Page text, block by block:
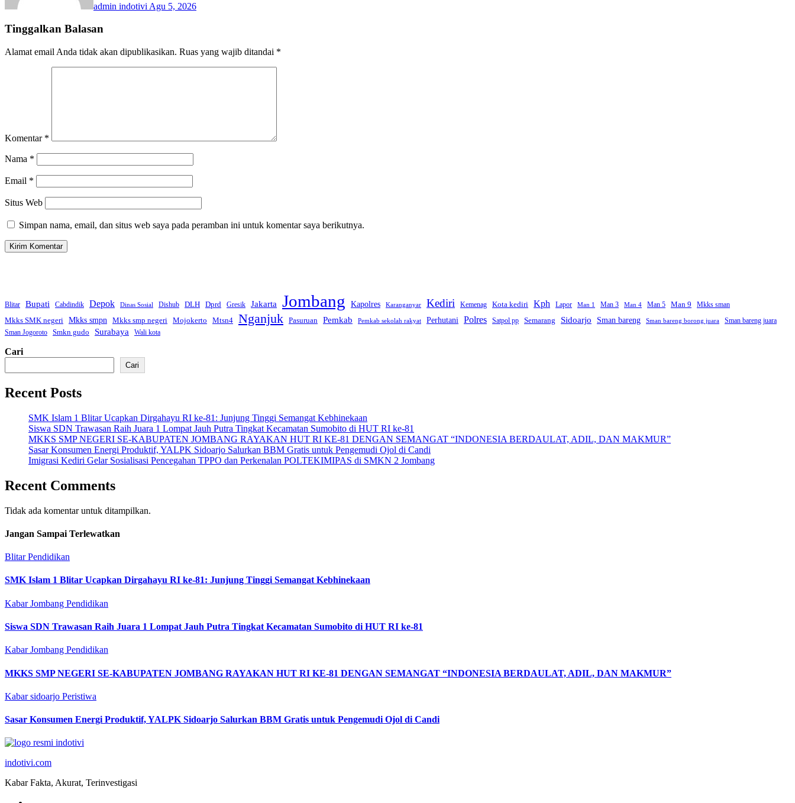
admin indotivi Agu 5, 2026
Tinggalkan Balasan
Alamat email Anda tidak akan dipublikasikan. Ruas yang wajib ditandai *
Komentar *
Nama *
Email *
Situs Web
Simpan nama, email, dan situs web saya pada peramban ini untuk komentar saya berikutnya.
Blitar Bupati Cabdindik Depok Dinas Sosial Dishub DLH Dprd Gresik Jakarta Jombang Kapolres Karanganyar Kediri Kemenag Kota kediri Kph Lapor Man 1 Man 3 Man 4 Man 5 Man 9 Mkks sman
Mkks SMK negeri Mkks smpn Mkks smp negeri Mojokerto Mtsn4 Nganjuk Pasuruan Pemkab Pemkab sekolah rakyat Perhutani Polres Satpol pp Semarang Sidoarjo Sman bareng Sman bareng borong juara
Sman bareng juara
Sman Jogoroto
Smkn gudo Surabaya Wali kota
Cari
Cari
Recent Posts
SMK Islam 1 Blitar Ucapkan Dirgahayu RI ke-81: Junjung Tinggi Semangat Kebhinekaan
Siswa SDN Trawasan Raih Juara 1 Lompat Jauh Putra Tingkat Kecamatan Sumobito di HUT RI ke-81
MKKS SMP NEGERI SE-KABUPATEN JOMBANG RAYAKAN HUT RI KE-81 DENGAN SEMANGAT “INDONESIA BERDAULAT, ADIL, DAN MAKMUR”
Sasar Konsumen Energi Produktif, YALPK Sidoarjo Salurkan BBM Gratis untuk Pengemudi Ojol di Candi
Imigrasi Kediri Gelar Sosialisasi Pencegahan TPPO dan Perkenalan POLTEKIMIPAS di SMKN 2 Jombang
Recent Comments
Tidak ada komentar untuk ditampilkan.
Jangan Sampai Terlewatkan
BlitarPendidikan
SMK Islam 1 Blitar Ucapkan Dirgahayu RI ke-81: Junjung Tinggi Semangat Kebhinekaan
Kabar Jombang Pendidikan
Siswa SDN Trawasan Raih Juara 1 Lompat Jauh Putra Tingkat Kecamatan Sumobito di HUT RI ke-81
Kabar Jombang Pendidikan
MKKS SMP NEGERI SE-KABUPATEN JOMBANG RAYAKAN HUT RI KE-81 DENGAN SEMANGAT “INDONESIA BERDAULAT, ADIL, DAN MAKMUR”
Kabar sidoarjo Peristiwa
Sasar Konsumen Energi Produktif, YALPK Sidoarjo Salurkan BBM Gratis untuk Pengemudi Ojol di Candi
indotivi.com
Kabar Fakta, Akurat, Terinvestigasi